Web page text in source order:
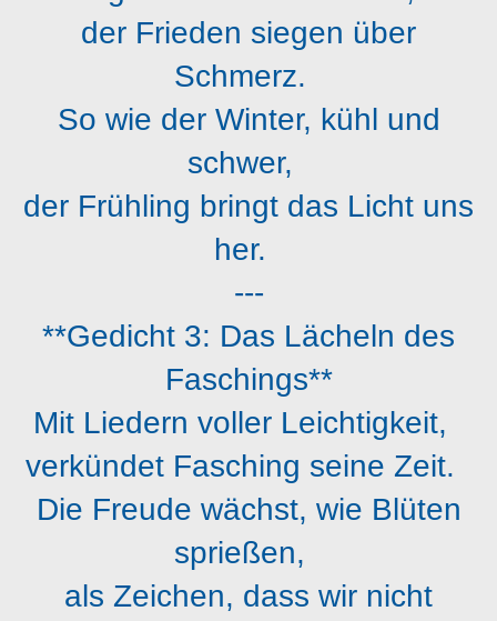
der Frieden siegen über
Schmerz.
So wie der Winter, kühl und
schwer,
der Frühling bringt das Licht uns
her.
---
**Gedicht 3: Das Lächeln des
Faschings**
Mit Liedern voller Leichtigkeit,
verkündet Fasching seine Zeit.
Die Freude wächst, wie Blüten
sprießen,
als Zeichen, dass wir nicht